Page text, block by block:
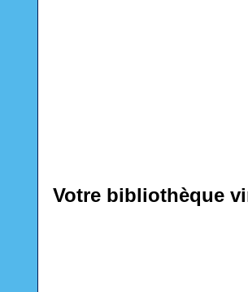
Votre bibliothèque